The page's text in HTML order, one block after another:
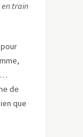
en train
de
que